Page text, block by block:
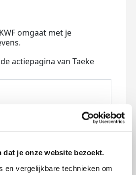
dat je onze website bezoekt.
en vergelijkbare technieken om
omgaat met je
actiepagina van Taeke
verschijnt
Volgende